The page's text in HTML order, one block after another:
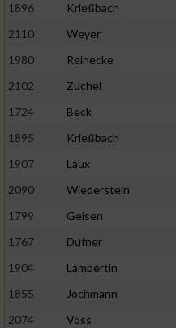
1896
Krießbach
2110
Weyer
1980
Reinecke
2102
Zuchel
1724
Beck
1895
Krießbach
1907
Laux
2090
Wiederstein
1799
Geisen
1767
Dufner
1904
Lambertin
1855
Jochmann
2074
Voss